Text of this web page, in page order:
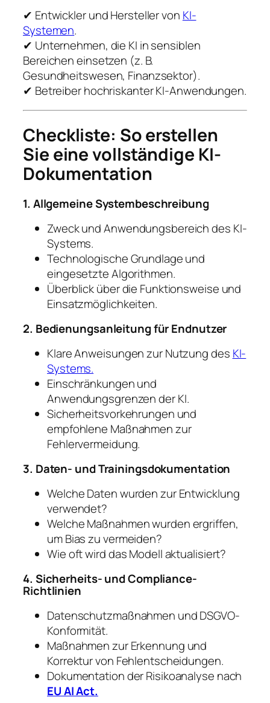
✔ Entwickler und Hersteller von KI-
Systemen.
✔ Unternehmen, die KI in sensiblen
Bereichen einsetzen (z. B.
Gesundheitswesen, Finanzsektor).
✔ Betreiber hochriskanter KI-Anwendungen.
Checkliste: So erstellen
Sie eine vollständige KI-
Dokumentation
1. Allgemeine Systembeschreibung
Zweck und Anwendungsbereich des KI-
Systems.
Technologische Grundlage und
eingesetzte Algorithmen.
Überblick über die Funktionsweise und
Einsatzmöglichkeiten.
2. Bedienungsanleitung für Endnutzer
Klare Anweisungen zur Nutzung des KI-
Systems.
Einschränkungen und
Anwendungsgrenzen der KI.
Sicherheitsvorkehrungen und
empfohlene Maßnahmen zur
Fehlervermeidung.
3. Daten- und Trainingsdokumentation
Welche Daten wurden zur Entwicklung
verwendet?
Welche Maßnahmen wurden ergriffen,
um Bias zu vermeiden?
Wie oft wird das Modell aktualisiert?
4. Sicherheits- und Compliance-
Richtlinien
Datenschutzmaßnahmen und DSGVO-
Konformität.
Maßnahmen zur Erkennung und
Korrektur von Fehlentscheidungen.
Dokumentation der Risikoanalyse nach
EU AI Act.